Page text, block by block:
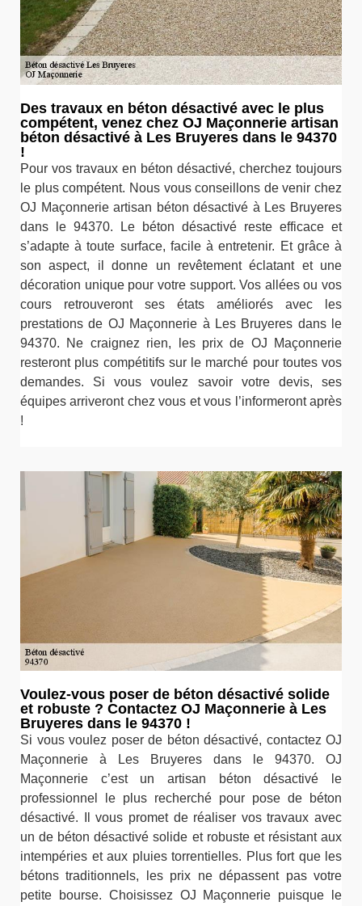
Des travaux en béton désactivé avec le plus
compétent, venez chez OJ Maçonnerie artisan
béton désactivé à Les Bruyeres dans le 94370
!
Pour vos travaux en béton désactivé, cherchez toujours
le plus compétent. Nous vous conseillons de venir chez
OJ Maçonnerie artisan béton désactivé à Les Bruyeres
dans le 94370. Le béton désactivé reste efficace et
s’adapte à toute surface, facile à entretenir. Et grâce à
son aspect, il donne un revêtement éclatant et une
décoration unique pour votre support. Vos allées ou vos
cours retrouveront ses états améliorés avec les
prestations de OJ Maçonnerie à Les Bruyeres dans le
94370. Ne craignez rien, les prix de OJ Maçonnerie
resteront plus compétitifs sur le marché pour toutes vos
demandes. Si vous voulez savoir votre devis, ses
équipes arriveront chez vous et vous l’informeront après
!
Voulez-vous poser de béton désactivé solide
et robuste ? Contactez OJ Maçonnerie à Les
Bruyeres dans le 94370 !
Si vous voulez poser de béton désactivé, contactez OJ
Maçonnerie à Les Bruyeres dans le 94370. OJ
Maçonnerie c’est un artisan béton désactivé le
professionnel le plus recherché pour pose de béton
désactivé. Il vous promet de réaliser vos travaux avec
un de béton désactivé solide et robuste et résistant aux
intempéries et aux pluies torrentielles. Plus fort que les
bétons traditionnels, les prix ne dépassent pas votre
petite bourse. Choisissez OJ Maçonnerie puisque le